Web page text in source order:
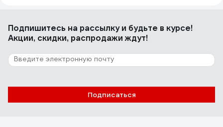
Подпишитесь на рассылкуи будьте в курсе!
Акции, скидки, распродажи ждут!
Подписаться